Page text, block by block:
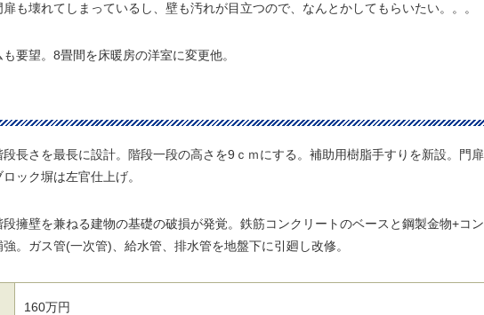
も壊れてしまっているし、壁も汚れが目立つので、なんとかしてもらいたい。。。
要望。8畳間を床暖房の洋室に変更他。
長さを最長に設計。階段一段の高さを9ｃｍにする。補助用樹脂手すりを新設。門
ック塀は左官仕上げ。
擁壁を兼ねる建物の基礎の破損が発覚。鉄筋コンクリートのベースと鋼製金物+コ
。ガス管(一次管)、給水管、排水管を地盤下に引廻し改修。
160万円